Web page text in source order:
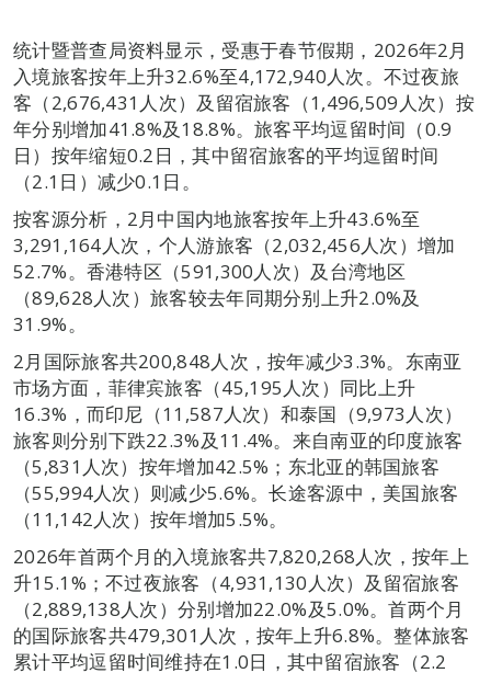
统计暨普查局资料显示，受惠于春节假期，2026年2月
入境旅客按年上升32.6%至4,172,940人次。不过夜旅
客（2,676,431人次）及留宿旅客（1,496,509人次）按
年分别增加41.8%及18.8%。旅客平均逗留时间（0.9
日）按年缩短0.2日，其中留宿旅客的平均逗留时间
（2.1日）减少0.1日。
按客源分析，2月中国内地旅客按年上升43.6%至
3,291,164人次，个人游旅客（2,032,456人次）增加
52.7%。香港特区（591,300人次）及台湾地区
（89,628人次）旅客较去年同期分别上升2.0%及
31.9%。
2月国际旅客共200,848人次，按年减少3.3%。东南亚
市场方面，菲律宾旅客（45,195人次）同比上升
16.3%，而印尼（11,587人次）和泰国（9,973人次）
旅客则分别下跌22.3%及11.4%。来自南亚的印度旅客
（5,831人次）按年增加42.5%；东北亚的韩国旅客
（55,994人次）则减少5.6%。长途客源中，美国旅客
（11,142人次）按年增加5.5%。
2026年首两个月的入境旅客共7,820,268人次，按年上
升15.1%；不过夜旅客（4,931,130人次）及留宿旅客
（2,889,138人次）分别增加22.0%及5.0%。首两个月
的国际旅客共479,301人次，按年上升6.8%。整体旅客
累计平均逗留时间维持在1.0日，其中留宿旅客（2.2